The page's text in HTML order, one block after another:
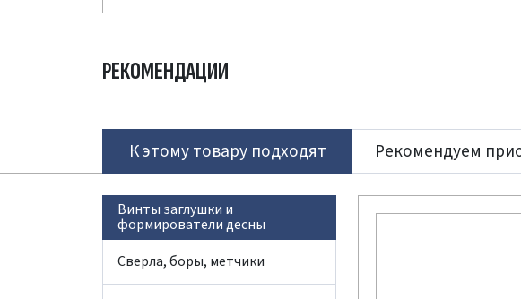
РЕКОМЕНДАЦИИ
К этому товару подходят Рекомендуем
Винты заглушки и
формирователи десны
Сверла, боры, метчики